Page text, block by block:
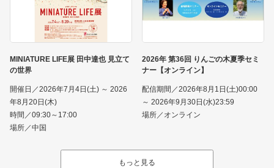
MINIATURE LIFE展 田中達也 見立て
の世界
開催日／2026年7月4日(土) ～ 2026
年8月20日(木)
時間／09:30～17:00
場所／中国
2026年 第36回 りんごの木夏季セミ
ナー【オンライン】
配信期間／2026年8月1日(土)00:00
～ 2026年9月30日(水)23:59
場所／オンライン
もっと見る